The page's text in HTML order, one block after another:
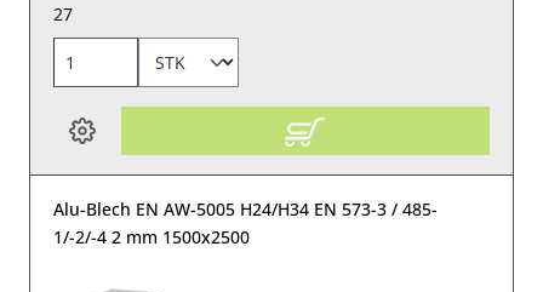
27
Alu-Blech EN AW-5005 H24/H34 EN 573-3 / 485-
1/-2/-4 2 mm 1500x2500